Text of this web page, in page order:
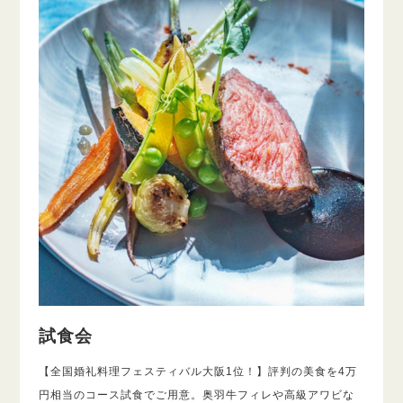
試食会
【全国婚礼料理フェスティバル大阪1位！】評判の美食を4万
円相当のコース試食でご用意。奥羽牛フィレや高級アワビな